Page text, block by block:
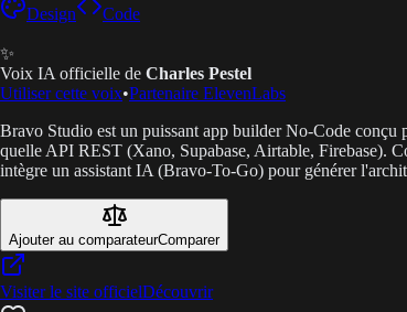
Design Code
✨
Voix IA officielle de Charles Pestel
Utiliser cette voix•Partenaire ElevenLabs
Bravo Studio est un puissant app builder No-Code
quelle API REST (Xano, Supabase, Airtable, Firebase).
intègre un assistant IA (Bravo-To-Go) pour générer
Ajouter au comparateurComparer
Visiter le site officielDécouvrir